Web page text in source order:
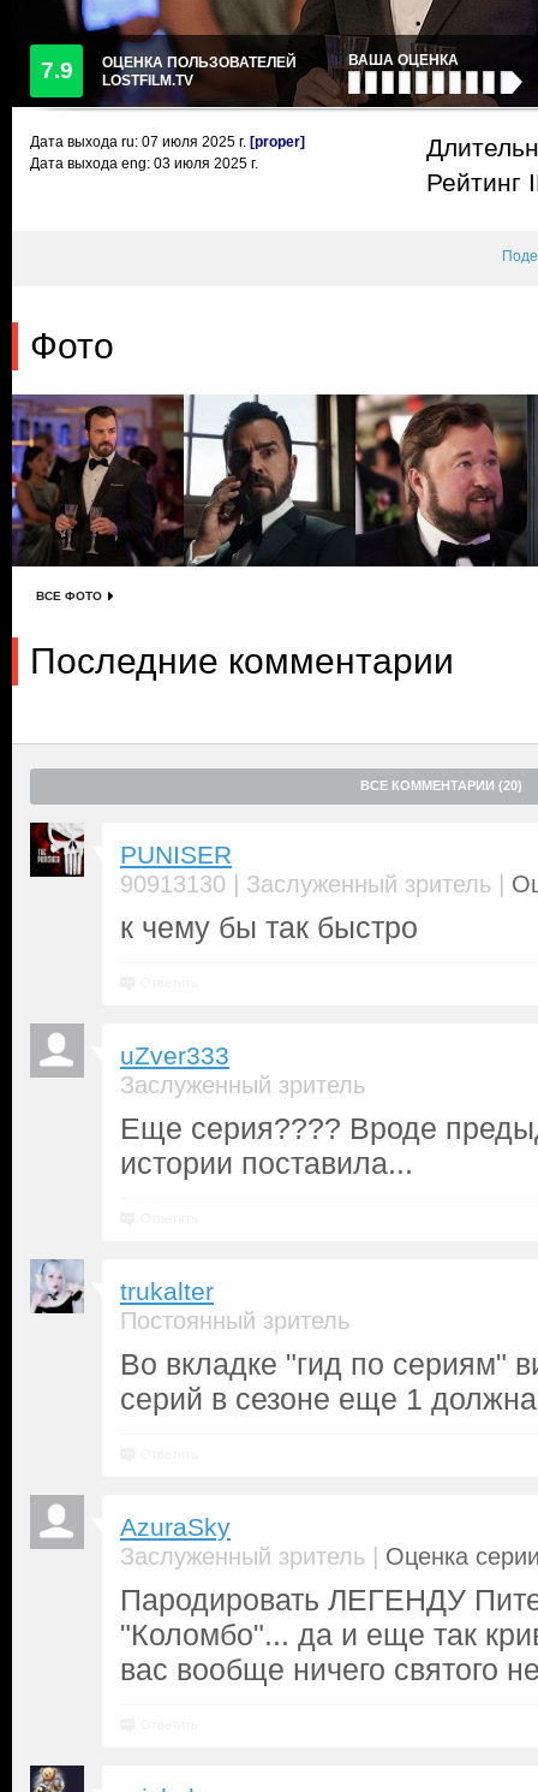
7.9
ОЦЕНКА ПОЛЬЗОВАТЕЛЕЙ
LOSTFILM.TV
ВАША ОЦЕНКА
Дата выхода ru: 07 июля 2025 г. [proper]
Дата выхода eng: 03 июля 2025 г.
Рейтинг
Фото
ВСЕ ФОТО
Последние комментарии
ВСЕ КОММЕНТАРИИ (20)
PUNISER
90913130 | Заслуженный зритель |
к чему бы так быстро
uZver333
Заслуженный зритель
Еще серия???? Вроде
истории поставила...
trukalter
Постоянный зритель
Во вкладке "гид по сериям"
серий в сезоне еще 1
AzuraSky
Заслуженный зритель | Оценка
Пародировать ЛЕГЕНДУ
"Коломбо"... да и еще так
вас вообще ничего святого